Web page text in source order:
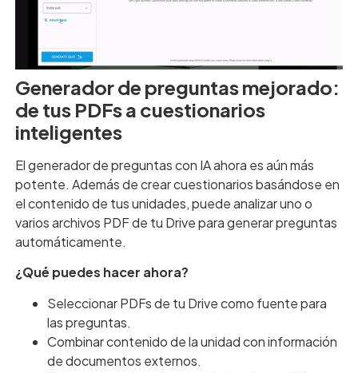
Generador de preguntas mejorado:
de tus PDFs a cuestionarios
inteligentes
El generador de preguntas con IA ahora es aún más
potente. Además de crear cuestionarios basándose en
el contenido de tus unidades, puede analizar uno o
varios archivos PDF de tu Drive para generar preguntas
automáticamente.
¿Qué puedes hacer ahora?
Seleccionar PDFs de tu Drive como fuente para
las preguntas.
Combinar contenido de la unidad con información
de documentos externos.